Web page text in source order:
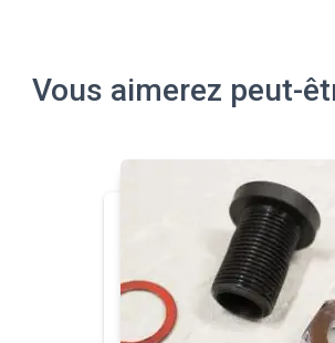
Vous aimerez peut-